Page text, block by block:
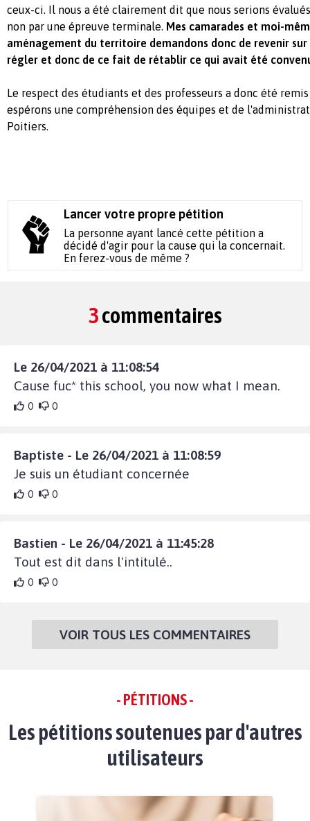
ceux-ci. Il nous a été clairement dit que nous serions
non par une épreuve terminale. Mes camarades et moi-
aménagement du territoire demandons donc de revenir
régler et donc de ce fait de rétablir ce qui avait été
Le respect des étudiants et des professeurs a donc été
espérons une compréhension des équipes et de
Poitiers.
Lancer votre propre pétition
La personne ayant lancé cette pétition a
décidé d'agir pour la cause qui la concernait.
En ferez-vous de même ?
3commentaires
Le 26/04/2021 à 11:08:54
Cause fuc* this school, you now what I mean.
0 0
Baptiste - Le 26/04/2021 à 11:08:59
Je suis un étudiant concernée
0 0
Bastien - Le 26/04/2021 à 11:45:28
Tout est dit dans l'intitulé..
0 0
VOIR TOUS LES COMMENTAIRES
- PÉTITIONS -
Les pétitions soutenues par d'autres
utilisateurs